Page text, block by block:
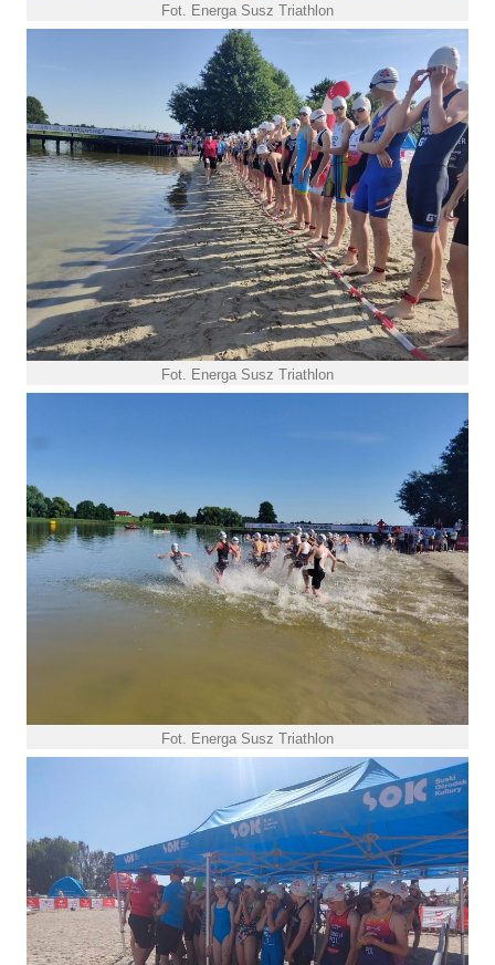
Fot. Energa Susz Triathlon
Fot. Energa Susz Triathlon
Fot. Energa Susz Triathlon